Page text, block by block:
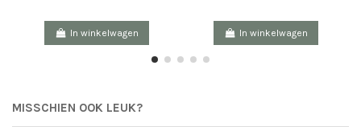
In winkelwagen In winkelwagen
MISSCHIEN OOK LEUK?